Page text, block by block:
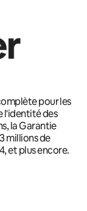
pour les
l'identité des
la Garantie
millions de
et plus encore.